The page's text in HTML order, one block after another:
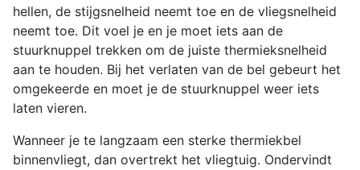
hellen, de stijgsnelheid neemt toe en de vliegsnelheid
neemt toe. Dit voel je en je moet iets aan de
stuurknuppel trekken om de juiste thermieksnelheid
aan te houden. Bij het verlaten van de bel gebeurt het
omgekeerde en moet je de stuurknuppel weer iets
laten vieren.
Wanneer je te langzaam een sterke thermiekbel
binnenvliegt, dan overtrekt het vliegtuig. Ondervindt